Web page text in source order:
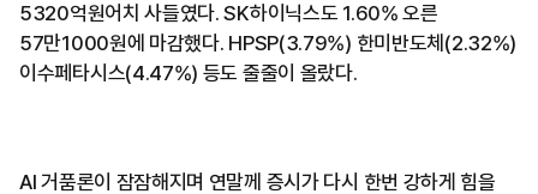
5320억원어치 사들였다. SK하이닉스도 1.60% 오른
57만1000원에 마감했다. HPSP(3.79%) 한미반도체(2.32%)
이수페타시스(4.47%) 등도 줄줄이 올랐다.
AI 거품론이 잠잠해지며 연말께 증시가 다시 한번 강하게 힘을